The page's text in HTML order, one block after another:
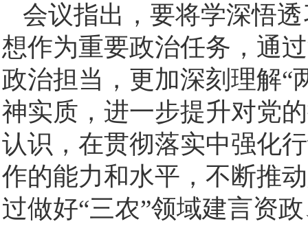
会议指出，要将学深悟
想作为重要政治任务，通
政治担当，更加深刻理解“
神实质，进一步提升对党
认识，在贯彻落实中强化
作的能力和水平，不断推
过做好“三农”领域建言资